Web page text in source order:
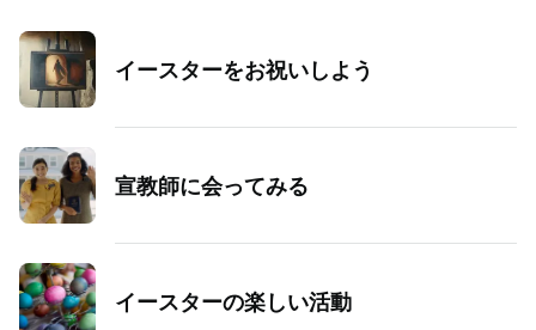
イースターをお祝いしよう
宣教師に会ってみる
イースターの楽しい活動